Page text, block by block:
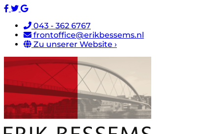
043 - 362 6767
frontoffice@erikbessems.nl
Zu unserer Website ›